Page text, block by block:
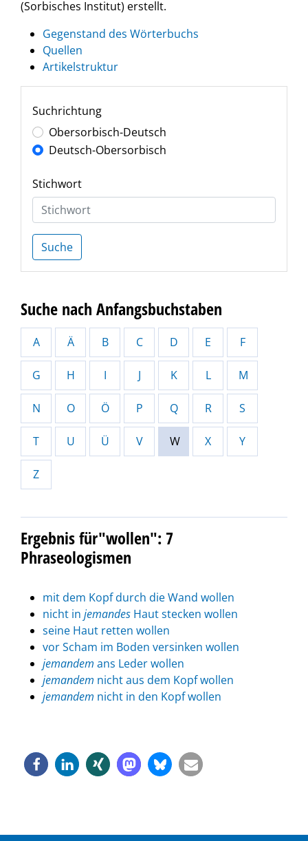
(Sorbisches Institut) erstellt.
Gegenstand des Wörterbuchs
Quellen
Artikelstruktur
Suchrichtung
Obersorbisch-Deutsch
Deutsch-Obersorbisch
Stichwort
Suche
Suche nach Anfangsbuchstaben
A Ä B C D E F
G H I J K L M
N O Ö P Q R S
T U Ü V W X Y
Z
Ergebnis für"wollen": 7
Phraseologismen
mit dem Kopf durch die Wand wollen
nicht in jemandes Haut stecken wollen
seine Haut retten wollen
vor Scham im Boden versinken wollen
jemandem ans Leder wollen
jemandem nicht aus dem Kopf wollen
jemandem nicht in den Kopf wollen